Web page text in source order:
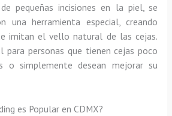
pequeñas incisiones en la piel, se
una herramienta especial, creando
imitan el vello natural de las cejas.
para personas que tienen cejas poco
o simplemente desean mejorar su
es Popular en CDMX?